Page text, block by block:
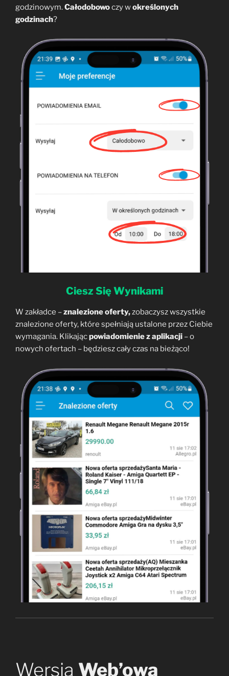
godzinowym.Całodobowoczy wokreślonych
godzinach?
Ciesz Się Wynikami
W zakładce –znalezione oferty,zobaczysz wszystkie
znalezione oferty, które spełniają ustalone przez Ciebie
wymagania. Klikającpowiadomienie z aplikacji – o
nowych ofertach – będziesz cały czas na bieżąco!
Wersja Web’owa